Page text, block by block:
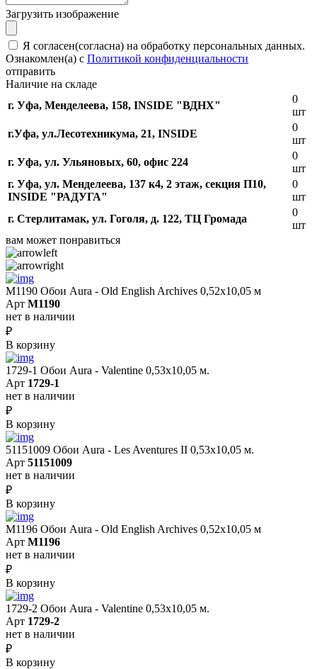
Загрузить изображение
Я согласен(согласна) на обработку персональных данных.
Ознакомлен(а) с Политикой конфиденциальности
отправить
Наличие на складе
г. Уфа, Менделеева, 158, INSIDE "ВДНХ"
0
шт
г.Уфа, ​ул.Лесотехникума, 21, INSIDE
0
шт
г. Уфа, ул. Ульяновых, 60, офис 224
0
шт
г. Уфа, ул. Менделеева, 137 к4, ​2 этаж, секция П10,
INSIDE "РАДУГА"
0
шт
г. Стерлитамак, ул. Гоголя, д. 122, ТЦ Громада
0
шт
вам может понравиться
M1190 Обои Aura - Old English Archives 0,52x10,05 м
Арт M1190
нет в наличии
₽
В корзину
1729-1 Обои Aura - Valentine 0,53х10,05 м.
Арт 1729-1
нет в наличии
₽
В корзину
51151009 Обои Aura - Les Aventures II 0,53х10,05 м.
Арт 51151009
нет в наличии
₽
В корзину
M1196 Обои Aura - Old English Archives 0,52x10,05 м
Арт M1196
нет в наличии
₽
В корзину
1729-2 Обои Aura - Valentine 0,53х10,05 м.
Арт 1729-2
нет в наличии
₽
В корзину